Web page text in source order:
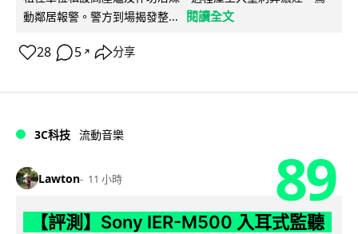
動鄰居報警。警方到場揭發整...
閱讀全文
28 5 ↗ 分享
3C科技 流動音樂
Lawton 11 小時 89
【評測】Sony IER-M500 入耳式監聽